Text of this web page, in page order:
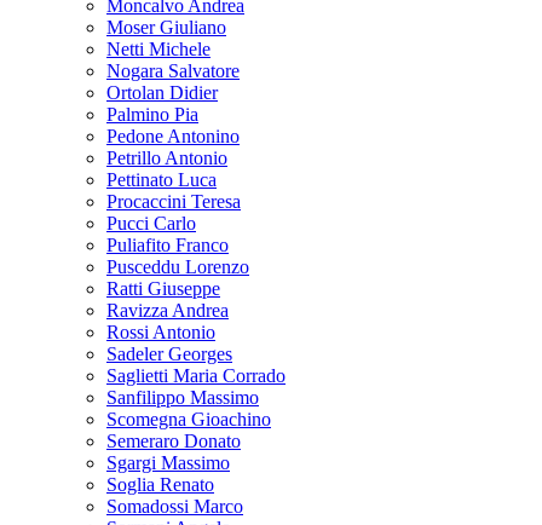
Moncalvo Andrea
Moser Giuliano
Netti Michele
Nogara Salvatore
Ortolan Didier
Palmino Pia
Pedone Antonino
Petrillo Antonio
Pettinato Luca
Procaccini Teresa
Pucci Carlo
Puliafito Franco
Pusceddu Lorenzo
Ratti Giuseppe
Ravizza Andrea
Rossi Antonio
Sadeler Georges
Saglietti Maria Corrado
Sanfilippo Massimo
Scomegna Gioachino
Semeraro Donato
Sgargi Massimo
Soglia Renato
Somadossi Marco